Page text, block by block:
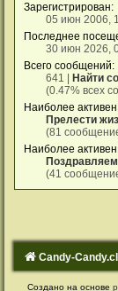
Зарегистрирован:
05 июн 2006,
Последнее
30 июн 2026,
Всего сообщений:
641 |
Найти
(0.47% всех
Наиболее
Прелести
(81
Наиболее
(41
Candy-
Создано на основе